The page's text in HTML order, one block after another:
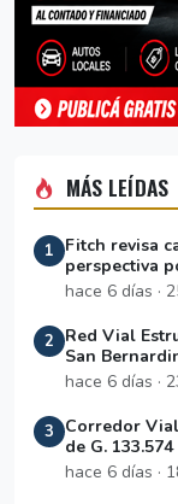
MÁS LEÍDAS
1
Fitch revisa
perspectiva
hace 6 días ·
2
Red Vial
San
hace 6 días ·
3
Corredor
de G.
hace 6 días ·